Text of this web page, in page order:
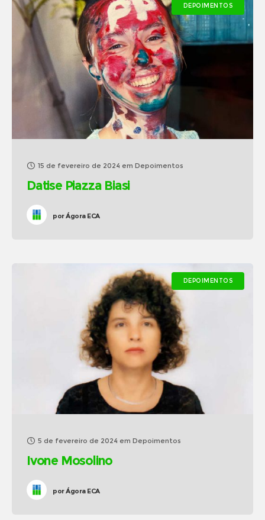
DEPOIMENTOS
15 de fevereiro de 2024 em Depoimentos
Datise Piazza Biasi
porÁgora ECA
DEPOIMENTOS
5 de fevereiro de 2024 em Depoimentos
Ivone Mosolino
porÁgora ECA